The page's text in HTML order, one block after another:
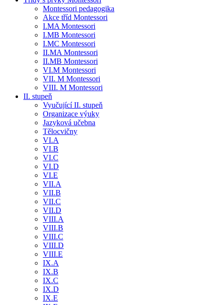
Montessori pedagogika
Akce tříd Montessori
I.MA Montessori
I.MB Montessori
I.MC Montessori
II.MA Montessori
II.MB Montessori
VI.M Montessori
VII. M Montessori
VIII. M Montessori
II. stupeň
Vyučující II. stupeň
Organizace výuky
Jazyková učebna
Tělocvičny
VI.A
VI.B
VI.C
VI.D
VI.E
VII.A
VII.B
VII.C
VII.D
VIII.A
VIII.B
VIII.C
VIII.D
VIII.E
IX.A
IX.B
IX.C
IX.D
IX.E